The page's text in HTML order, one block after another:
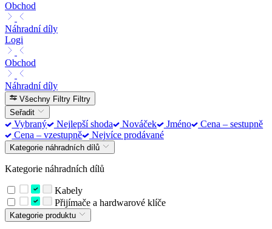
Obchod
Náhradní díly
Logi
Obchod
Náhradní díly
Všechny Filtry Filtry
Seřadit
Vybraný Nejlepší shoda Nováček Jméno
Cena – sestupně
Cena – vzestupně
Nejvíce prodávané
Kategorie náhradních dílů
Kategorie náhradních dílů
Kabely
Přijímače a hardwarové klíče
Kategorie produktu